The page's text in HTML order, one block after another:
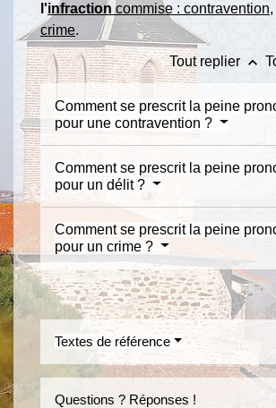
l'infraction commise : contravention,
crime.
Tout replier keyboard_arrow_up
Comment se prescrit la peine
pour une contravention ?
Comment se prescrit la peine
pour un délit ?
Comment se prescrit la peine
pour un crime ?
Textes de référence
Questions ? Réponses !